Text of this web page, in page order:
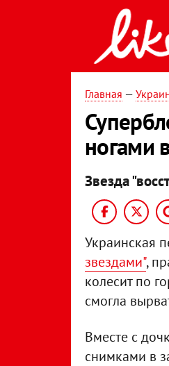
Главная —
ногами
Звезда
Украинская
звездами",
колесит по
смогла
Вместе с
снимками в